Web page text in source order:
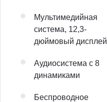
Мультимедийная
система, 12,3-
дюймовый дисплей
Аудиосистема с 8
динамиками
Беспроводное